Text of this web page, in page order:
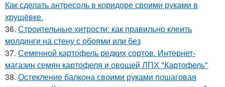
Как сделать антресоль в коридоре своими руками в
хрущёвке.
36. Строительные хитрости: как правильно клеить
молдинги на стену с обоями или без
37. Семенной картофель редких сортов. Интернет-
магазин семян картофеля и овощей ЛПХ "Картофель"
38. Остекление балкона своими руками пошаговая